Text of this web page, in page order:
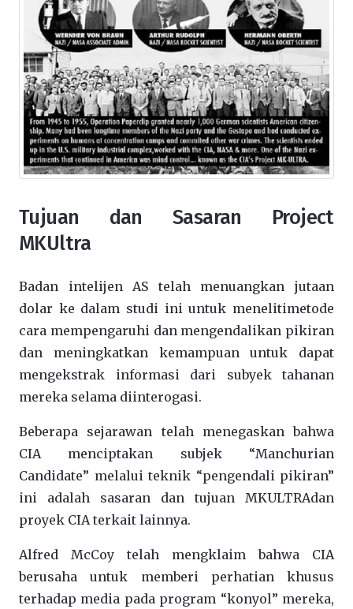
Tujuan dan Sasaran Project
MKUltra
Badan intelijen AS telah menuangkan
jutaan
dolar ke dalam studi ini untuk menelitimetode
cara mempengaruhi dan mengendalikan pikiran
dan
meningkatkan kemampuan untuk dapat
mengekstrak
informasi dari subyek
tahanan
mereka selama diinterogasi.
Beberapa sejarawan telah
menegaskan bahwa
CIA menciptakan subjek “Manchurian
Candidate” melalui teknik “pengendali pikiran”
ini adalah sasaran dan tujuan MKULTRAdan
proyek CIA terkait lainnya.
Alfred McCoy telah mengklaim bahwa
CIA
berusaha
untuk memberi
perhatian khusus
terhadap media pada program “konyol” mereka,